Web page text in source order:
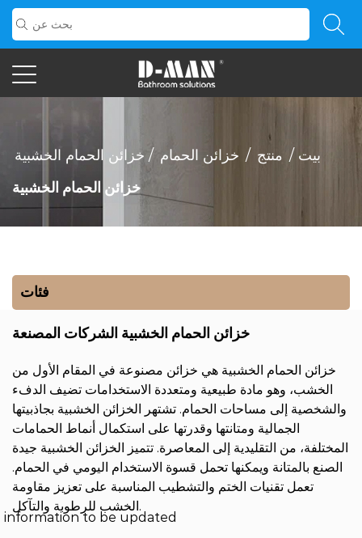
بيت / منتج / خزائن الحمام / خزائن الحمام الخشبية
خزائن الحمام الخشبية
فئات
خزائن الحمام الخشبية الشركات المصنعة
خزائن الحمام الخشبية هي خزائن مصنوعة في المقام الأول من
الخشب، وهو مادة طبيعية ومتعددة الاستخدامات تضيف الدفء
والشخصية إلى مساحات الحمام. تشتهر الخزائن الخشبية بجاذبيتها
الجمالية ومتانتها وقدرتها على استكمال أنماط الحمامات
المختلفة، من التقليدية إلى المعاصرة. تتميز الخزائن الخشبية جيدة
الصنع بالمتانة ويمكنها تحمل قسوة الاستخدام اليومي في الحمام.
تعمل تقنيات الختم والتشطيب المناسبة على تعزيز مقاومة
الخشب للرطوبة والتآكل.
information to be updated